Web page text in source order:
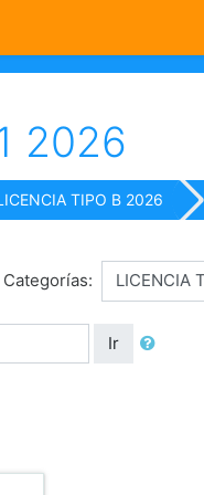
2026
TIPO B 2026
Categorías:
Ir